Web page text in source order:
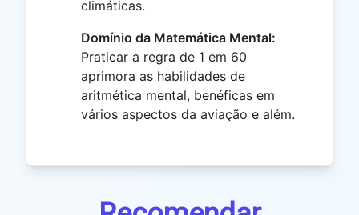
climáticas.
Domínio da Matemática Mental:
Praticar a regra de 1 em 60
aprimora as habilidades de
aritmética mental, benéficas em
vários aspectos da aviação e além.